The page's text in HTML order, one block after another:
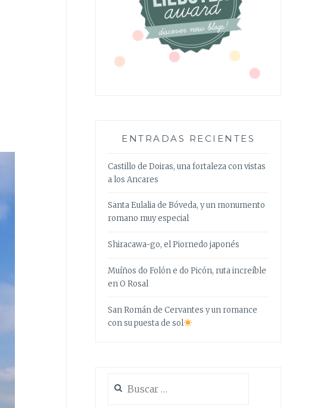
ENTRADAS RECIENTES
Castillo de Doiras, una fortaleza con vistas
a los Ancares
Santa Eulalia de Bóveda, y un monumento
romano muy especial
Shiracawa-go, el Piornedo japonés
Muíños do Folón e do Picón, ruta increíble
en O Rosal
San Román de Cervantes y un romance
con su puesta de sol